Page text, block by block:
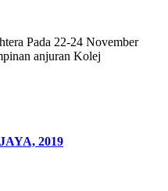
Pada 22-24 November
anjuran Kolej
2019